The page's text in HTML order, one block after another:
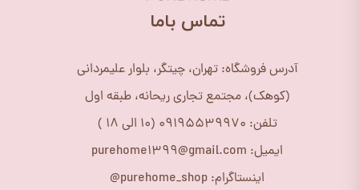
​تماس باما
آدرس فروشگاه: تهران، چیتگر، بلوار علیمردانی
(کوهک)، مجتمع تجاری ریحانه، طبقه اول
تلفن: 09195539970 (10 الی 18 )
ایمیل: purehome1399@gmail.com
اینستاگرام: purehome_shop@